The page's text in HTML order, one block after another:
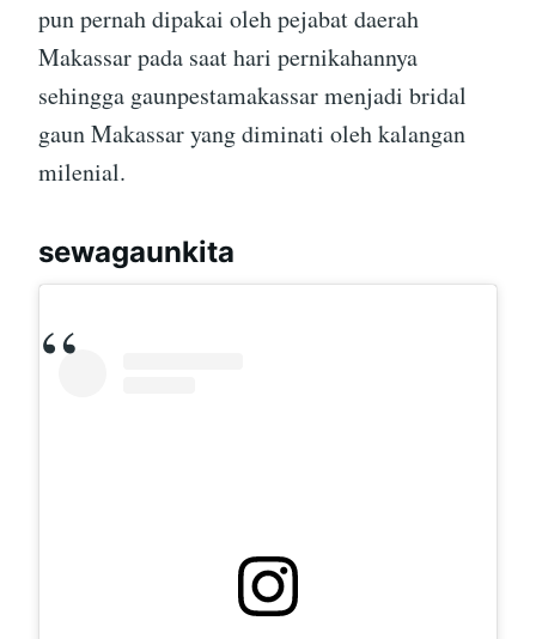
pun pernah dipakai oleh pejabat daerah
Makassar pada saat hari pernikahannya
sehingga gaunpestamakassar menjadi bridal
gaun Makassar yang diminati oleh kalangan
milenial.
sewagaunkita